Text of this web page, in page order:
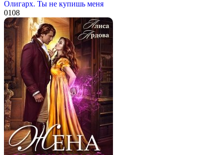
Олигарх. Ты не купишь меня
0108